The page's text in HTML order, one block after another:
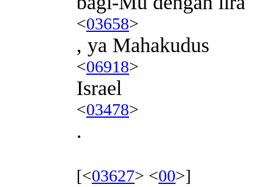
<03658>
, ya Mahakudus
<06918>
Israel
<03478>
.
[<03627> <00>]